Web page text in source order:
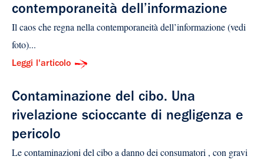
contemporaneità dell’informazione
Il caos che regna nella contemporaneità dell’informazione (vedi
foto)...
Leggi l'articolo
Contaminazione del cibo. Una
rivelazione scioccante di negligenza e
pericolo
Le contaminazioni del cibo a danno dei consumatori , con gravi